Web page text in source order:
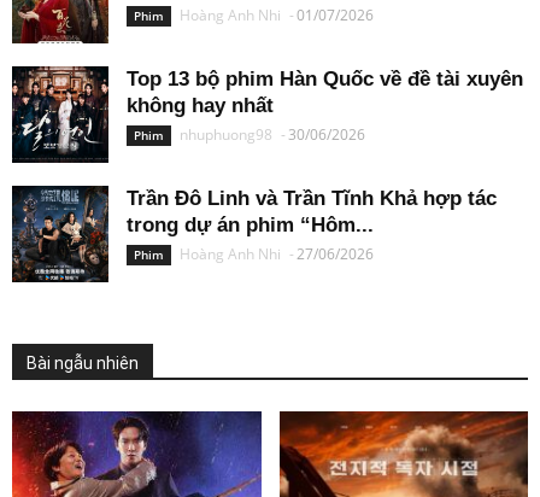
Phim Hoàng Anh Nhi -01/07/2026
Top 13 bộ phim Hàn Quốc về đề tài xuyên
không hay nhất
Phim nhuphuong98 - 30/06/2026
Trần Đô Linh và Trần Tĩnh Khả hợp tác
trong dự án phim “Hôm...
Phim Hoàng Anh Nhi -27/06/2026
Bài ngẫu nhiên